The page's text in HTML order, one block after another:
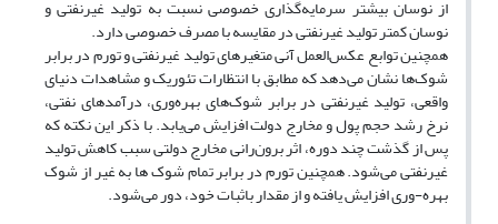
از نوسان بیشتر سرمایه‌گذاری خصوصی نسبت به تولید غیر‌نفتی و
نوسان کمتر تولید غیر‌نفتی در مقایسه با مصرف خصوصی دارد.
همچنین توابع عکس‌العمل آنی متغیرهای تولید غیر‌نفتی و تورم در برابر
شوک‌ها نشان می‌دهد که مطابق با انتظارات تئوریک و مشاهدات دنیای
واقعی، تولید غیر‌نفتی در برابر شوک‌های بهره‌وری، درآمدهای نفتی،
نرخ رشد حجم پول و مخارج دولت افزایش می‌یابد. با ذکر این نکته که
پس از گذشت چند دوره، اثر برون‌رانی مخارج دولتی سبب کاهش تولید
غیر‌نفتی می‌شود. همچنین تورم در برابر تمام شوک ها به غیر از شوک
بهره-وری افزایش یافته و از مقدار باثبات خود، دور می‌شود.